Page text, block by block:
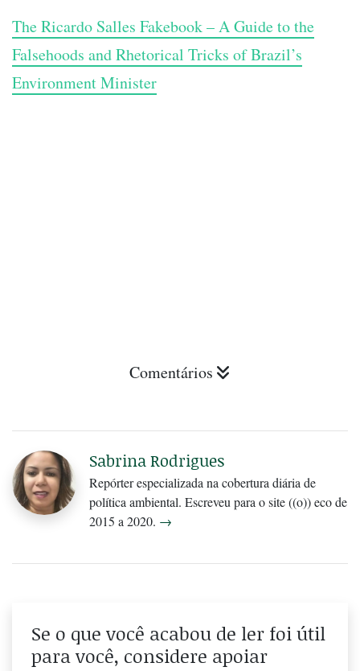
The Ricardo Salles Fakebook – A Guide to the
Falsehoods and Rhetorical Tricks of Brazil’s
Environment Minister
Comentários
Sabrina Rodrigues
Repórter especializada na cobertura diária de
política ambiental. Escreveu para o site ((o)) eco de
2015 a 2020. →
Se o que você acabou de ler foi útil
para você, considere apoiar